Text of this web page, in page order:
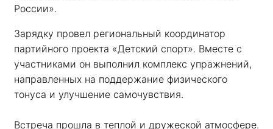
России».
Зарядку провел региональный координатор
партийного проекта «Детский спорт». Вместе с
участниками он выполнил комплекс упражнений,
направленных на поддержание физического
тонуса и улучшение самочувствия.
Встреча прошла в теплой и дружеской атмосфере.